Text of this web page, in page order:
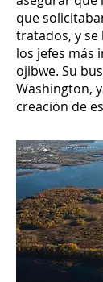
que
tratados, y se
los jefes más
ojibwe. Su
Washington,
creación de